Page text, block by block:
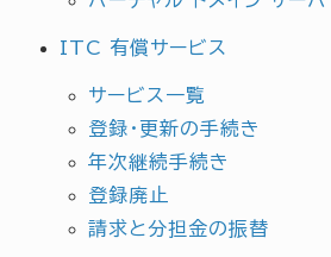
ITC 有償サービス
サービス一覧
登録・更新の手続き
年次継続手続き
登録廃止
請求と分担金の振替